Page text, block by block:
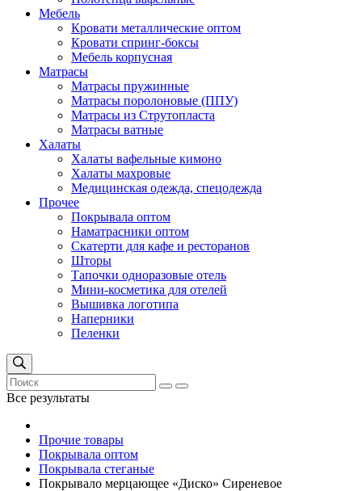
Мебель
Кровати металлические оптом
Кровати спринг-боксы
Мебель корпусная
Матрасы
Матрасы пружинные
Матрасы поролоновые (ППУ)
Матрасы из Струтопласта
Матрасы ватные
Халаты
Халаты вафельные кимоно
Халаты махровые
Медицинская одежда, спецодежда
Прочее
Покрывала оптом
Наматрасники оптом
Скатерти для кафе и ресторанов
Шторы
Тапочки одноразовые отель
Мини-косметика для отелей
Вышивка логотипа
Наперники
Пеленки
Все результаты
Прочие товары
Покрывала оптом
Покрывала стеганые
Покрывало мерцающее «Диско» Сиреневое